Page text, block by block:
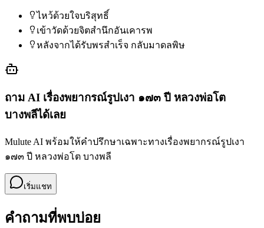
ไหว้ด้วยใจบริสุทธิ์
เข้าวัดด้วยจิตสำนึกอันเคารพ
หลังจากได้รับพรสำเร็จ กลับมาดลพิษ
ถาม AI เรื่องพยากรณ์รูปเงา ๑๗๓ ปี หลวงพ่อโต
บางพลีได้เลย
Mulute AI พร้อมให้คำปรึกษาเฉพาะทางเรื่องพยากรณ์รูปเงา
๑๗๓ ปี หลวงพ่อโต บางพลี
เริ่มแชท
คำถามที่พบบ่อย